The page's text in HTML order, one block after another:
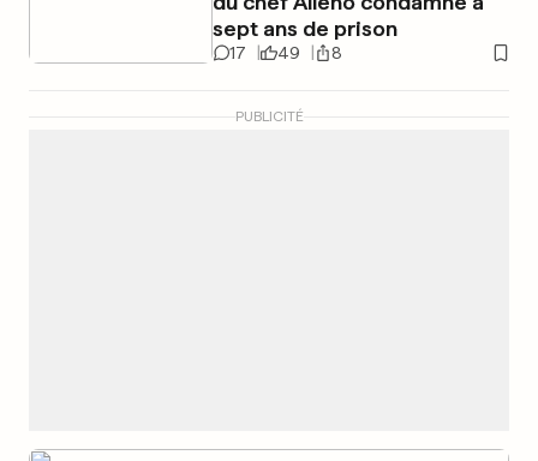
sept ans de prison
17 49 8
PUBLICITÉ